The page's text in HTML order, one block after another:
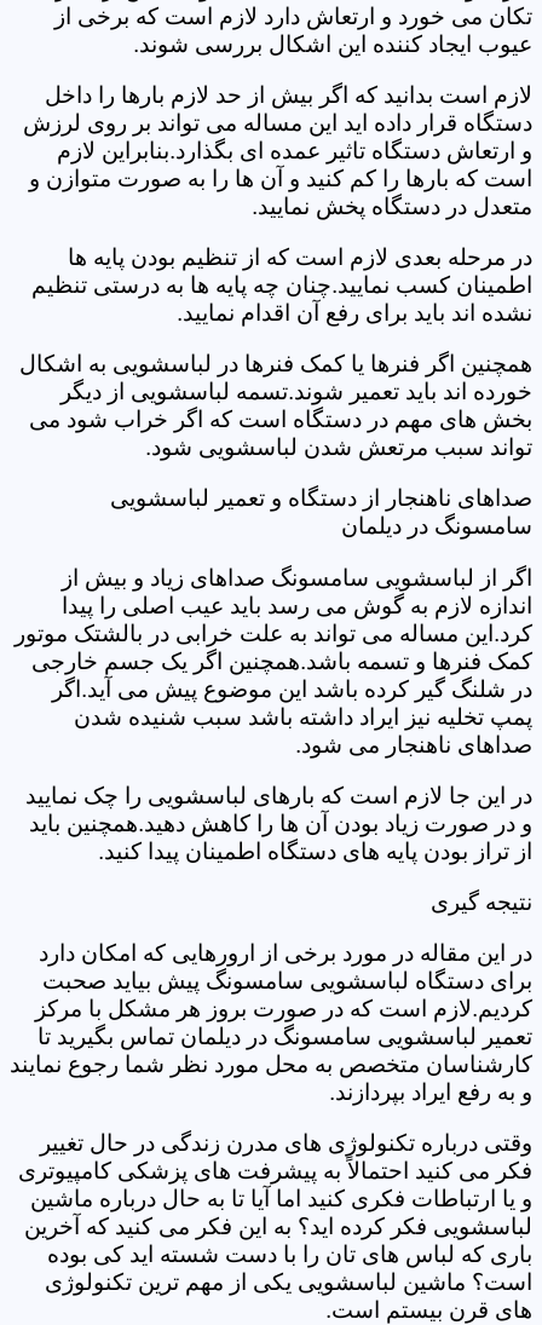
تکان می خورد و ارتعاش دارد لازم است که برخی از
عیوب ایجاد کننده این اشکال بررسی شوند.
لازم است بدانید که اگر بیش از حد لازم بارها را داخل
دستگاه قرار داده اید این مساله می تواند بر روی لرزش
و ارتعاش دستگاه تاثیر عمده ای بگذارد.بنابراین لازم
است که بارها را کم کنید و آن ها را به صورت متوازن و
متعدل در دستگاه پخش نمایید.
در مرحله بعدی لازم است که از تنظیم بودن پایه ها
اطمینان کسب نمایید.چنان چه پایه ها به درستی تنظیم
نشده اند باید برای رفع آن اقدام نمایید.
همچنین اگر فنرها یا کمک فنرها در لباسشویی به اشکال
خورده اند باید تعمیر شوند.تسمه لباسشویی از دیگر
بخش های مهم در دستگاه است که اگر خراب شود می
تواند سبب مرتعش شدن لباسشویی شود.
صداهای ناهنجار از دستگاه و تعمیر لباسشویی
سامسونگ در دیلمان
اگر از لباسشویی سامسونگ صداهای زیاد و بیش از
اندازه لازم به گوش می رسد باید عیب اصلی را پیدا
کرد.این مساله می تواند به علت خرابی در بالشتک موتور
کمک فنرها و تسمه باشد.همچنین اگر یک جسم خارجی
در شلنگ گیر کرده باشد این موضوع پیش می آید.اگر
پمپ تخلیه نیز ایراد داشته باشد سبب شنیده شدن
صداهای ناهنجار می شود.
در این جا لازم است که بارهای لباسشویی را چک نمایید
و در صورت زیاد بودن آن ها را کاهش دهید.همچنین باید
از تراز بودن پایه های دستگاه اطمینان پیدا کنید.
نتیجه گیری
در این مقاله در مورد برخی از ارورهایی که امکان دارد
برای دستگاه لباسشویی سامسونگ پیش بیاید صحبت
کردیم.لازم است که در صورت بروز هر مشکل با مرکز
تعمیر لباسشویی سامسونگ در دیلمان تماس بگیرید تا
کارشناسان متخصص به محل مورد نظر شما رجوع نمایند
و به رفع ایراد بپردازند.
وقتی درباره تکنولوژی های مدرن زندگی در حال تغییر
فکر می کنید احتمالاً به پیشرفت های پزشکی کامپیوتری
و یا ارتباطات فکری کنید اما آیا تا به حال درباره ماشین
لباسشویی فکر کرده اید؟ به این فکر می کنید که آخرین
باری که لباس های تان را با دست شسته اید کی بوده
است؟ ماشین لباسشویی یکی از مهم ترین تکنولوژی
های قرن بیستم است.